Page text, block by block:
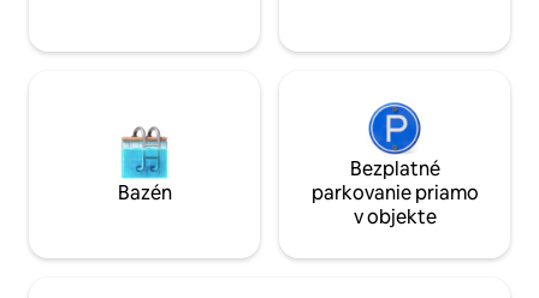
Bazén
Bezplatné
parkovanie priamo
v objekte